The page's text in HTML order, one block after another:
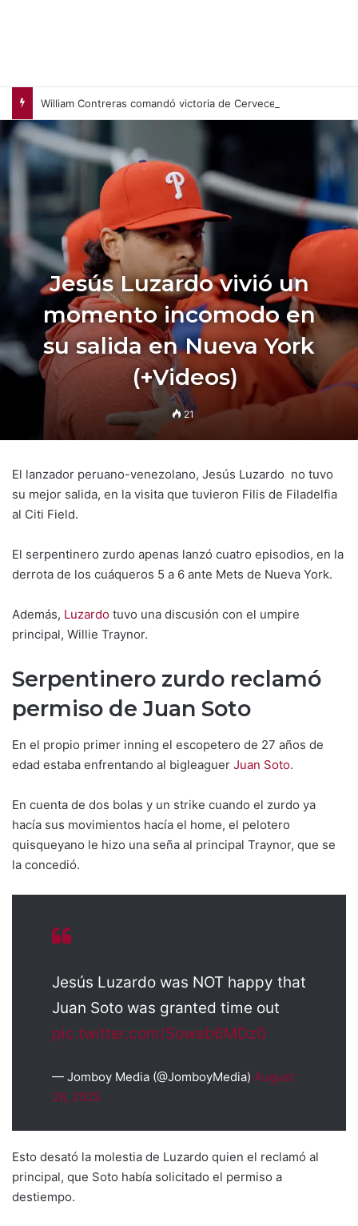
Jesús Luzardo vivió un
momento incomodo en
su salida en Nueva York
(+Videos)
21
El lanzador peruano-venezolano, Jesús Luzardo no tuvo
su mejor salida, en la visita que tuvieron Filis de Filadelfia
al Citi Field.
El serpentinero zurdo apenas lanzó cuatro episodios, en la
derrota de los cuáqueros 5 a 6 ante Mets de Nueva York.
Además, Luzardo tuvo una discusión con el umpire
principal, Willie Traynor.
Serpentinero zurdo reclamó
permiso de Juan Soto
En el propio primer inning el escopetero de 27 años de
edad estaba enfrentando al bigleaguer Juan Soto.
En cuenta de dos bolas y un strike cuando el zurdo ya
hacía sus movimientos hacía el home, el pelotero
quisqueyano le hizo una seña al principal Traynor, que se
la concedió.
Jesús Luzardo was NOT happy that
Juan Soto was granted time out
pic.twitter.com/Soweb6MDz0
— Jomboy Media (@JomboyMedia) August
26, 2025
Esto desató la molestia de Luzardo quien el reclamó al
principal, que Soto había solicitado el permiso a
destiempo.